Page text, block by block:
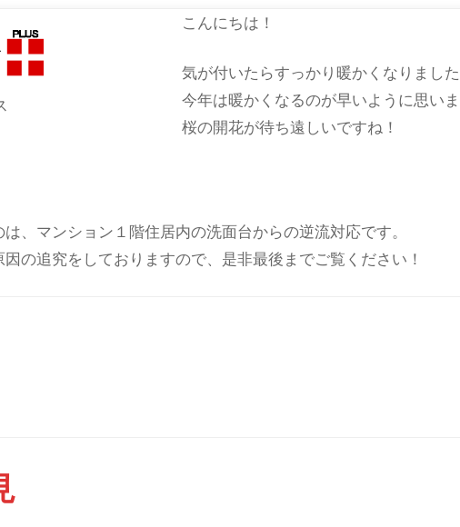
こんにちは！
気が付いたらすっかり暖かくなりました
今年は暖かくなるのが早いように思いま
桜の開花が待ち遠しいですね！
、マンション１階住居内の洗面台からの逆流対応です。
の追究をしておりますので、是非最後までご覧ください！